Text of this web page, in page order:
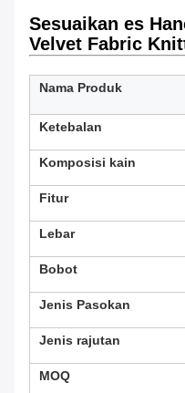
Sesuaikan es
Velvet Fabric
Nama Produk
Ketebalan
Komposisi kain
Fitur
Lebar
Bobot
Jenis Pasokan
Jenis rajutan
MOQ